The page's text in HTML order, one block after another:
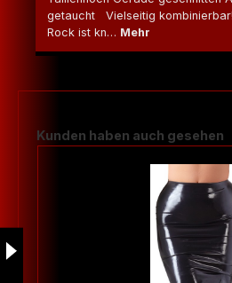
getaucht Vielseitig
Rock ist kn… Mehr
Produktgalerie überspringen
Kunden haben auch gesehen